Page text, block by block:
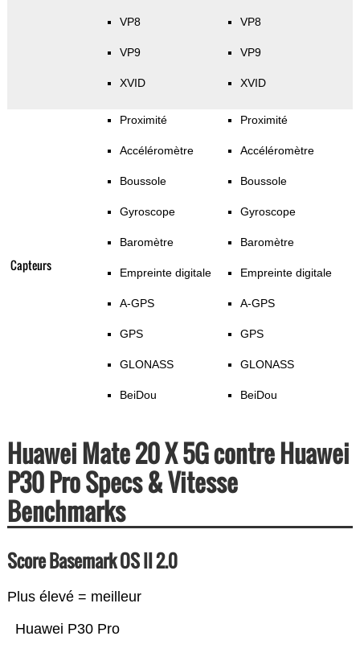
VP8
VP9
XVID
VP8
VP9
XVID
Capteurs
Proximité
Accéléromètre
Boussole
Gyroscope
Baromètre
Empreinte digitale
A-GPS
GPS
GLONASS
BeiDou
Proximité
Accéléromètre
Boussole
Gyroscope
Baromètre
Empreinte digitale
A-GPS
GPS
GLONASS
BeiDou
Huawei Mate 20 X 5G contre Huawei
P30 Pro Specs & Vitesse
Benchmarks
Score Basemark OS II 2.0
Plus élevé = meilleur
Huawei P30 Pro